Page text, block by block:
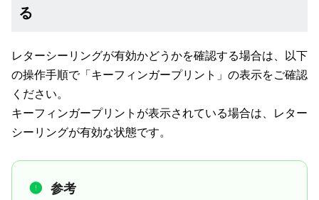
る
レターシーリングが有効かどうかを確認する場合は、以下
の操作手順で「キーフィンガープリント」の表示をご確認
ください。
キーフィンガープリントが表示されている場合は、レター
シーリングが有効な状態です。
参考